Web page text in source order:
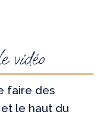
vidéo
faire des
le haut du